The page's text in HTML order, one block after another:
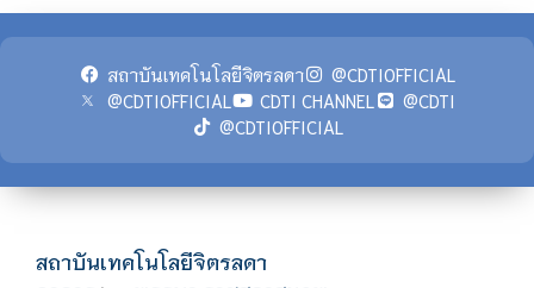
สถาบันเทคโนโลยีจิตรลดา
@CDTIOFFICIAL
@CDTIOFFICIAL
CDTI CHANNEL
@CDTI
@CDTIOFFICIAL
สถาบันเทคโนโลยีจิตรลดา